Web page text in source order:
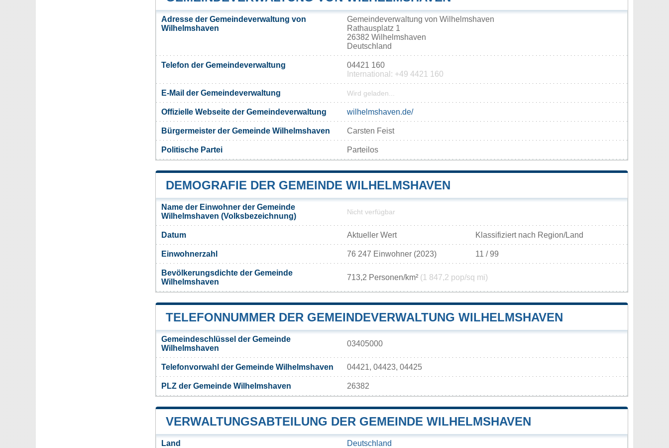
Adresse der Gemeindeverwaltung von
Wilhelmshaven
Gemeindeverwaltung von Wilhelmshaven
Rathausplatz 1
26382 Wilhelmshaven
Deutschland
Telefon der Gemeindeverwaltung
04421 160
International: +49 4421 160
E-Mail der Gemeindeverwaltung Wird geladen...
Offizielle Webseite der Gemeindeverwaltung wilhelmshaven.de/
Bürgermeister der Gemeinde Wilhelmshaven Carsten Feist
Politische Partei Parteilos
DEMOGRAFIE DER GEMEINDE WILHELMSHAVEN
Name der Einwohner der Gemeinde
Wilhelmshaven (Volksbezeichnung)
Nicht verfügbar
Datum Aktueller Wert Klassifiziert nach Region/Land
Einwohnerzahl 76 247 Einwohner (2023) 11 / 99
Bevölkerungsdichte der Gemeinde
Wilhelmshaven
713,2 Personen/km² (1 847,2 pop/sq mi)
TELEFONNUMMER DER GEMEINDEVERWALTUNG WILHELMSHAVEN
Gemeindeschlüssel der Gemeinde
Wilhelmshaven
03405000
Telefonvorwahl der Gemeinde Wilhelmshaven 04421, 04423, 04425
PLZ der Gemeinde Wilhelmshaven 26382
VERWALTUNGSABTEILUNG DER GEMEINDE WILHELMSHAVEN
Land Deutschland